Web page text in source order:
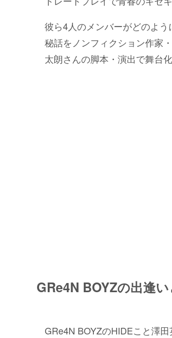
彼ら4人のメンバーがどのよ
秘話をノンフィクション作家
太朗さんの脚本・演出で舞台化
GRe4N BOYZの出逢
GRe4N BOYZのHIDEこと澤